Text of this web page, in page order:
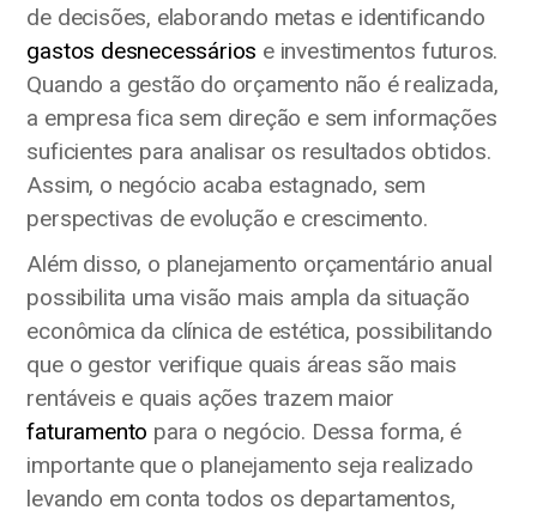
de decisões, elaborando metas e identificando
gastos desnecessários e investimentos futuros.
Quando a gestão do orçamento não é realizada,
a empresa fica sem direção e sem informações
suficientes para analisar os resultados obtidos.
Assim, o negócio acaba estagnado, sem
perspectivas de evolução e crescimento.
Além disso, o planejamento orçamentário anual
possibilita uma visão mais ampla da situação
econômica da clínica de estética, possibilitando
que o gestor verifique quais áreas são mais
rentáveis e quais ações trazem maior
faturamento para o negócio. Dessa forma, é
importante que o planejamento seja realizado
levando em conta todos os departamentos,